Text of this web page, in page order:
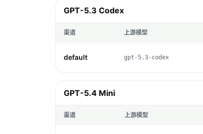
GPT-5.3 Codex
渠道 上游模型
default gpt-5.3-codex
GPT-5.4 Mini
渠道 上游模型